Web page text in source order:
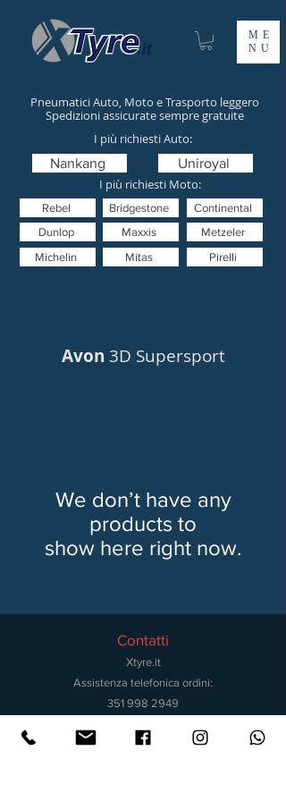
ME
NU
Pneumatici Auto, Moto e Trasporto leggero
Spedizioni assicurate sempre gratuite
I più richiesti Moto:
Mitas
Nankang
Pirelli
Uniroyal
Metzeler
Dunlop
Bridgestone Continental
Michelin
Rebel
I più richiesti Auto:
Maxxis
Avon 3D Supersport
We don’t have any
products to
show here right now.
Contatti
Xtyre.it
Assistenza telefonica ordini:
351 998 2949
Lunedì - Giovedì: 10:00/12:30 - 16:00/17:00